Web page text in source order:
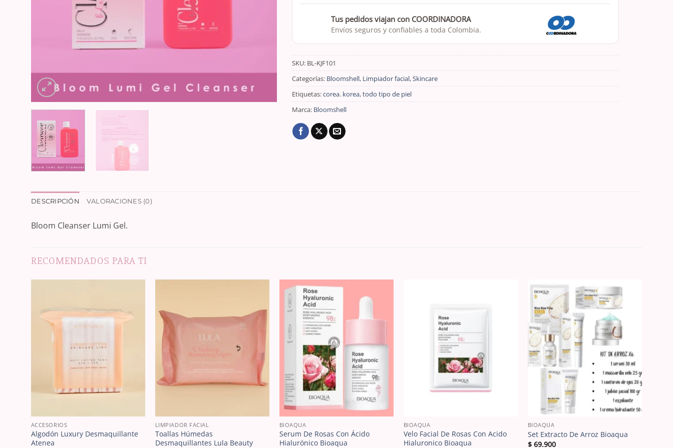
Tus pedidos viajan con COORDINADORA
Envíos seguros y confiables a toda Colombia.
SKU: BL-KJF101
Categorías: Bloomshell, Limpiador facial,Skincare
Etiquetas:corea. korea,todo tipo de piel
Marca: Bloomshell
DESCRIPCIÓN VALORACIONES (0)
Bloom Cleanser Lumi Gel.
RECOMENDADOS PARA TI
ACCESORIOS
Algodón Luxury Desmaquillante
Atenea
LIMPIADOR FACIAL
Toallas Húmedas
Desmaquillantes Lula Beauty
BIOAQUA
Serum De Rosas Con Ácido
Hialurónico Bioaqua
BIOAQUA
Velo Facial De Rosas Con Acido
Hialuronico Bioaqua
BIOAQUA
Set Extracto De Arroz Bioaqua
$69.900